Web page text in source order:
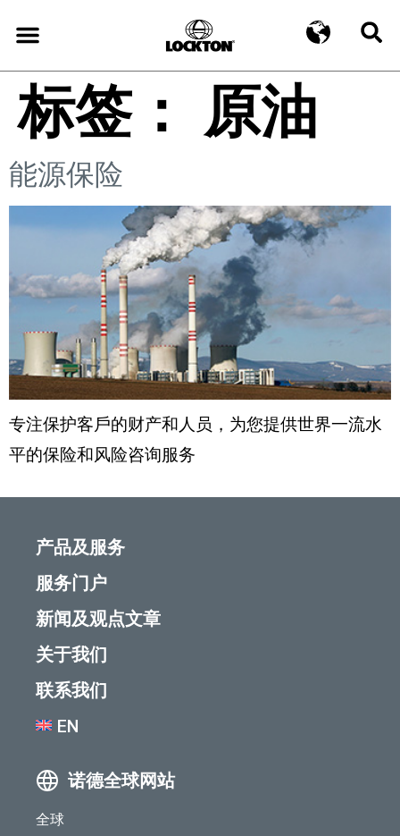
标签： 原油
能源保险
专注保护客戶的财产和人员，为您提供世界一流水
平的保险和风险咨询服务
产品及服务
服务门户
新闻及观点文章
关于我们
联系我们
EN
诺德全球网站
全球